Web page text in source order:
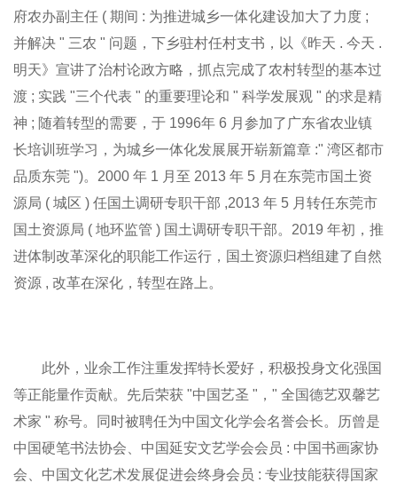
府农办副主任 ( 期间 : 为推进城乡一体化建设加大了力度 ;
并解决 " 三农 " 问题，下乡驻村任村支书，以《昨天 . 今天 .
明天》宣讲了治村论政方略，抓点完成了农村转型的基本过
渡 ; 实践 "三个代表 " 的重要理论和 " 科学发展观 " 的求是精
神 ; 随着转型的需要，于 1996年 6 月参加了广东省农业镇
长培训班学习，为城乡一体化发展展开崭新篇章 :" 湾区都市
品质东莞 ")。2000 年 1 月至 2013 年 5 月在东莞市国土资
源局 ( 城区 ) 任国土调研专职干部 ,2013 年 5 月转任东莞市
国土资源局 ( 地环监管 ) 国土调研专职干部。2019 年初，推
进体制改革深化的职能工作运行，国土资源归档组建了自然
资源 , 改革在深化，转型在路上。
此外，业余工作注重发挥特长爱好，积极投身文化强国
等正能量作贡献。先后荣获 "中国艺圣 "，" 全国德艺双馨艺
术家 " 称号。同时被聘任为中国文化学会名誉会长。历曾是
中国硬笔书法协会、中国延安文艺学会会员 : 中国书画家协
会、中国文化艺术发展促进会终身会员 : 专业技能获得国家